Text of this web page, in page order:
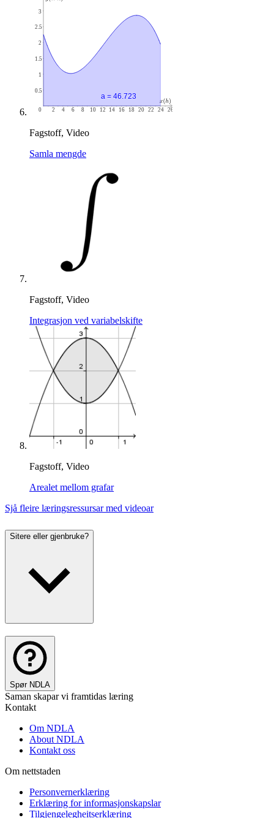
Fagstoff, Video
Samla mengde
Fagstoff, Video
Integrasjon ved variabelskifte
Fagstoff, Video
Arealet mellom grafar
Sjå fleire læringsressursar med videoar
Sitere eller gjenbruke?
Spør NDLA
Saman skapar vi framtidas læring
Kontakt
Om NDLA
About NDLA
Kontakt oss
Om nettstaden
Personvernerklæring
Erklæring for informasjonskapslar
Tilgjengelegheitserklæring